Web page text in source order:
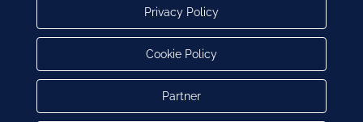
Privacy Policy
Cookie Policy
Partner